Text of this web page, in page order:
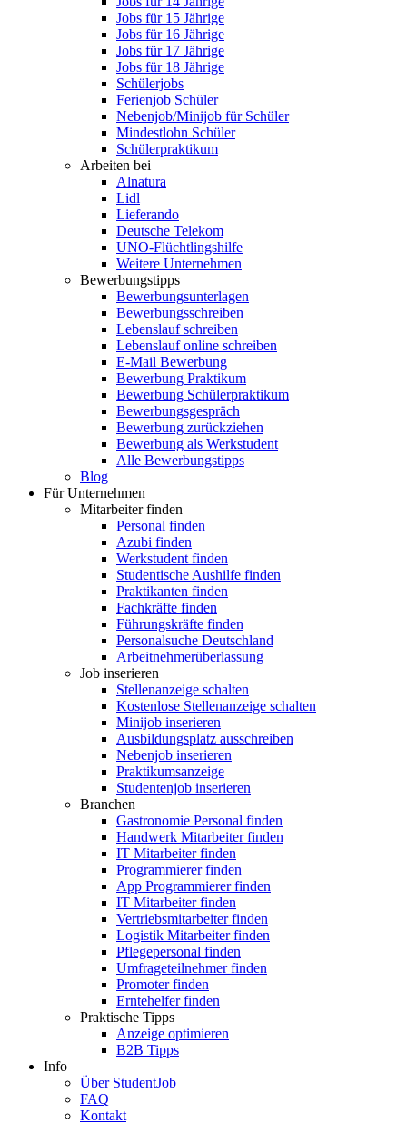
Jobs für 15 Jährige
Jobs für 16 Jährige
Jobs für 17 Jährige
Jobs für 18 Jährige
Schülerjobs
Ferienjob Schüler
Nebenjob/Minijob für Schüler
Mindestlohn Schüler
Schülerpraktikum
Arbeiten bei
Alnatura
Lidl
Lieferando
Deutsche Telekom
UNO-Flüchtlingshilfe
Weitere Unternehmen
Bewerbungstipps
Bewerbungsunterlagen
Bewerbungsschreiben
Lebenslauf schreiben
Lebenslauf online schreiben
E-Mail Bewerbung
Bewerbung Praktikum
Bewerbung Schülerpraktikum
Bewerbungsgespräch
Bewerbung zurückziehen
Bewerbung als Werkstudent
Alle Bewerbungstipps
Blog
Für Unternehmen
Mitarbeiter finden
Personal finden
Azubi finden
Werkstudent finden
Studentische Aushilfe finden
Praktikanten finden
Fachkräfte finden
Führungskräfte finden
Personalsuche Deutschland
Arbeitnehmerüberlassung
Job inserieren
Stellenanzeige schalten
Kostenlose Stellenanzeige schalten
Minijob inserieren
Ausbildungsplatz ausschreiben
Nebenjob inserieren
Praktikumsanzeige
Studentenjob inserieren
Branchen
Gastronomie Personal finden
Handwerk Mitarbeiter finden
IT Mitarbeiter finden
Programmierer finden
App Programmierer finden
IT Mitarbeiter finden
Vertriebsmitarbeiter finden
Logistik Mitarbeiter finden
Pflegepersonal finden
Umfrageteilnehmer finden
Promoter finden
Erntehelfer finden
Praktische Tipps
Anzeige optimieren
B2B Tipps
Info
Über StudentJob
FAQ
Kontakt